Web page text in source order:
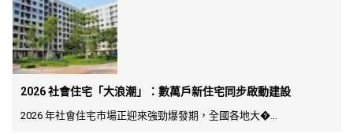
2026 社會住宅「大浪潮」：數萬戶新住宅同步啟動建設
2026 年社會住宅市場正迎來強勁爆發期，全國各地大�...